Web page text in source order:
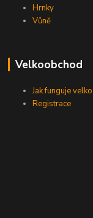
Hrnky
Vůně
Velkoobchod
Jak funguje
Registrace